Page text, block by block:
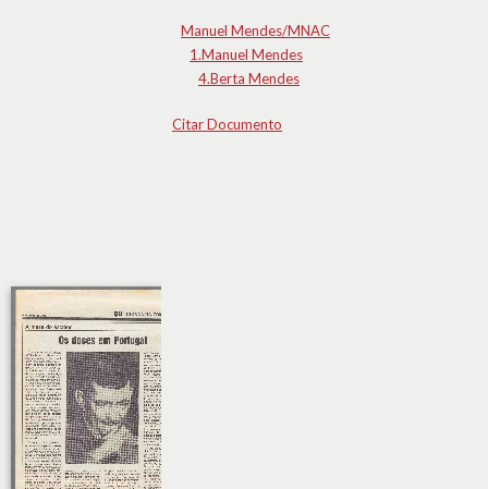
Manuel Mendes/MNAC
1.Manuel Mendes
4.Berta Mendes
Citar Documento